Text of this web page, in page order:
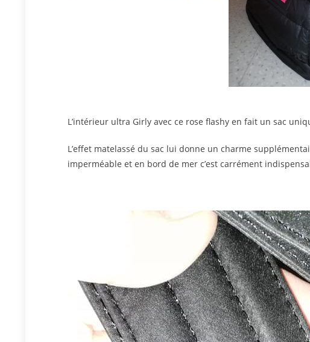
L’intérieur ultra Girly avec ce rose flashy en fait un sac
L’effet matelassé du sac lui donne un charme
imperméable et en bord de mer c’est carrément